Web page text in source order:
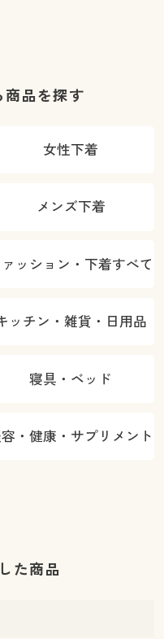
商品を探す
女性下着
メンズ下着
ァッション・下着すべて
ッチン・雑貨・日用品
寝具・ベッド
・健康・サプリメント
た商品